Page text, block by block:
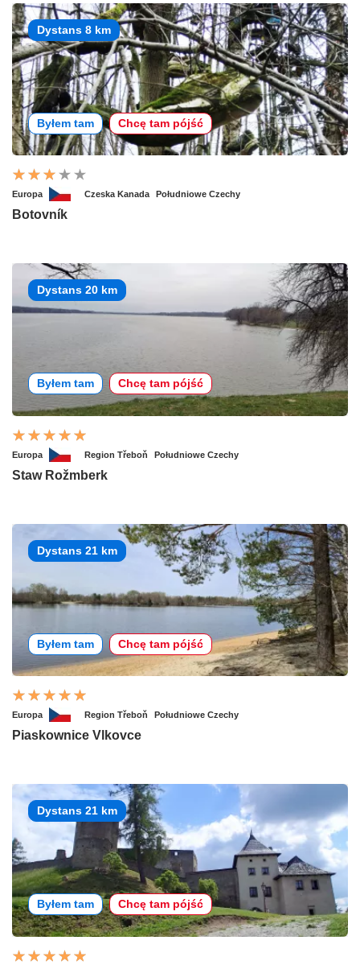
Dystans 8 km
Byłem tam Chcę tam pójść
Europa Czeska Kanada Południowe Czechy
Botovník
Dystans 20 km
Byłem tam Chcę tam pójść
Europa Region Třeboň Południowe Czechy
Staw Rožmberk
Dystans 21 km
Byłem tam Chcę tam pójść
Europa Region Třeboň Południowe Czechy
Piaskownice Vlkovce
Dystans 21 km
Byłem tam Chcę tam pójść